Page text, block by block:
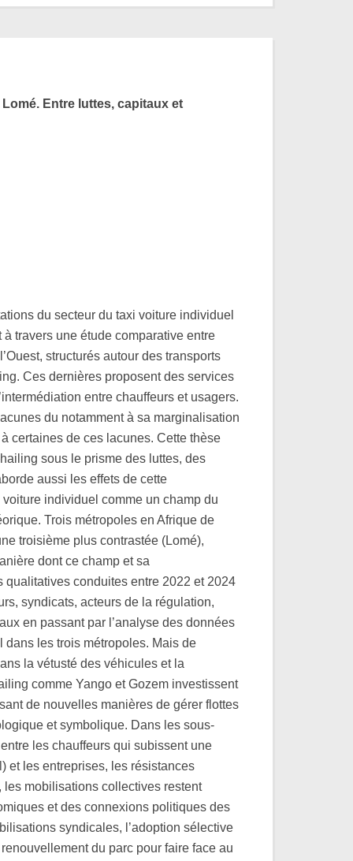
Lomé. Entre luttes, capitaux et
du secteur du taxi voiture individuel
travers une étude comparative entre
structurés autour des transports
Ces dernières proposent des services
entre chauffeurs et usagers.
du notamment à sa marginalisation
certaines de ces lacunes. Cette thèse
sous le prisme des luttes, des
aussi les effets de cette
individuel comme un champ du
Trois métropoles en Afrique de
troisième plus contrastée (Lomé),
dont ce champ et sa
qualitatives conduites entre 2022 et 2024
syndicats, acteurs de la régulation,
en passant par l’analyse des données
les trois métropoles. Mais de
la vétusté des véhicules et la
comme Yango et Gozem investissent
de nouvelles manières de gérer flottes
et symbolique. Dans les sous-
les chauffeurs qui subissent une
et les entreprises, les résistances
les mobilisations collectives restent
et des connexions politiques des
syndicales, l’adoption sélective
du parc pour faire face au